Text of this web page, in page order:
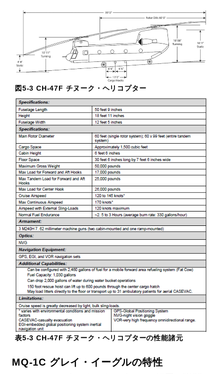
図5-3 CH-47F チヌーク・ヘリコプター
表5-3 CH-47F チヌーク・ヘリコプターの性能諸元
MQ-1C グレイ・イーグルの特性